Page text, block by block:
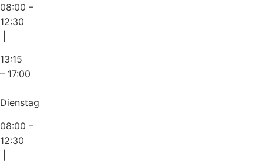
08:00 –
12:30
13:15
– 17:00
Dienstag
08:00 –
12:30